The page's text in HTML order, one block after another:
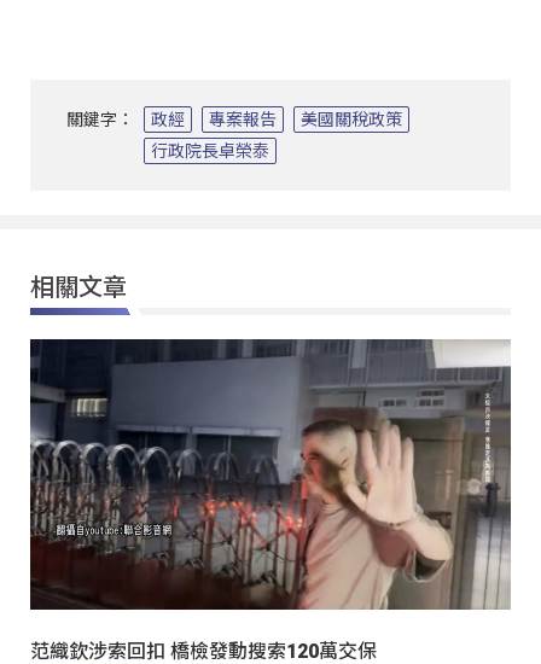
關鍵字： 政經 專案報告
美國關稅政策
行政院長卓榮泰
相關文章
范織欽涉索回扣 橋檢發動搜索120萬交保